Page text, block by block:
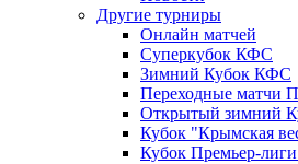
Другие турниры
Онлайн матчей
Суперкубок КФС
Зимний Кубок КФС
Переходные матчи
Открытый зимний
Кубок "Крымская
Кубок Премьер-